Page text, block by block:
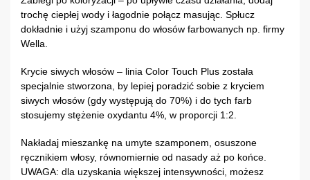
trochę ciepłej wody i łagodnie połącz masując. Spłucz
dokładnie i użyj szamponu do włosów farbowanych np. firmy
Wella.
Krycie siwych włosów – linia Color Touch Plus została
specjalnie stworzona, by lepiej poradzić sobie z kryciem
siwych włosów (gdy występują do 70%) i do tych farb
stosujemy stężenie oxydantu 4%, w proporcji 1:2.
Nakładaj mieszankę na umyte szamponem, osuszone
ręcznikiem włosy, równomiernie od nasady aż po końce.
UWAGA: dla uzyskania większej intensywności, możesz